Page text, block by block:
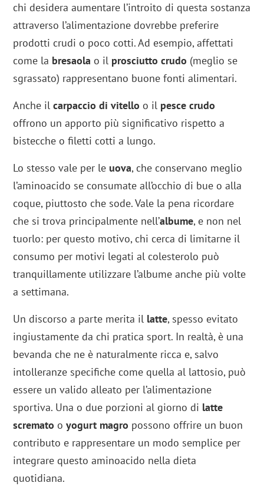
chi desidera aumentare l’introito di questa sostanza
attraverso l’alimentazione dovrebbe preferire
prodotti crudi o poco cotti. Ad esempio, affettati
come la bresaola o il prosciutto crudo (meglio se
sgrassato) rappresentano buone fonti alimentari.
Anche ilcarpaccio di vitello o il pesce crudo
offrono un apporto più significativo rispetto a
bistecche o filetti cotti a lungo.
Lo stesso vale per le uova, che conservano meglio
l’aminoacido se consumate all’occhio di bue o alla
coque, piuttosto che sode. Vale la pena ricordare
che si trova principalmente nell’albume, e non nel
tuorlo: per questo motivo, chi cerca di limitarne il
consumo per motivi legati al colesterolo può
tranquillamente utilizzare l’albume anche più volte
a settimana.
Un discorso a parte merita il latte, spesso evitato
ingiustamente da chi pratica sport. In realtà, è una
bevanda che ne è naturalmente ricca e, salvo
intolleranze specifiche come quella al lattosio, può
essere un valido alleato per l’alimentazione
sportiva. Una o due porzioni al giorno di latte
scremato oyogurt magro possono offrire un buon
contributo e rappresentare un modo semplice per
integrare questo aminoacido nella dieta
quotidiana.